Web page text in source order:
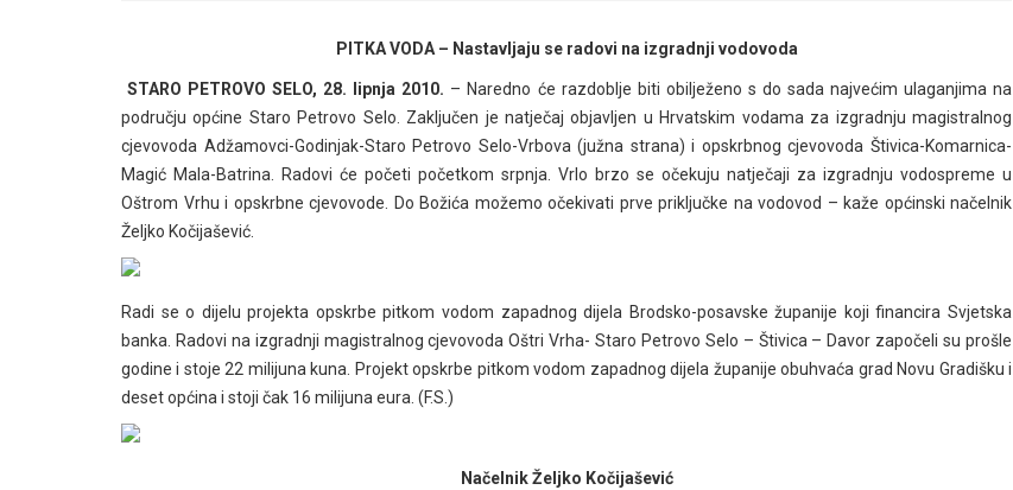
PITKA VODA – Nastavljaju se radovi na izgradnji vodovoda
STARO PETROVO SELO, 28. lipnja 2010. – Naredno će razdoblje biti obilježeno s do sada najvećim ulaganjima na
području općine Staro Petrovo Selo. Zaključen je natječaj objavljen u Hrvatskim vodama za izgradnju magistralnog
cjevovoda Adžamovci-Godinjak-Staro Petrovo Selo-Vrbova (južna strana) i opskrbnog cjevovoda Štivica-Komarnica-
Magić Mala-Batrina. Radovi će početi početkom srpnja. Vrlo brzo se očekuju natječaji za izgradnju vodospreme u
Oštrom Vrhu i opskrbne cjevovode. Do Božića možemo očekivati prve priključke na vodovod – kaže općinski načelnik
Željko Kočijašević.
Radi se o dijelu projekta opskrbe pitkom vodom zapadnog dijela Brodsko-posavske županije koji financira Svjetska
banka. Radovi na izgradnji magistralnog cjevovoda Oštri Vrha- Staro Petrovo Selo – Štivica – Davor započeli su prošle
godine i stoje 22 milijuna kuna. Projekt opskrbe pitkom vodom zapadnog dijela županije obuhvaća grad Novu Gradišku i
deset općina i stoji čak 16 milijuna eura. (F.S.)
Načelnik Željko Kočijašević